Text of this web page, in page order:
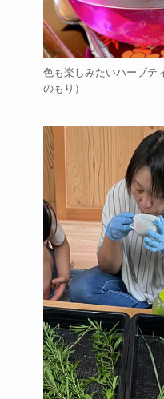
色も楽しみたいハーブテ
のもり）